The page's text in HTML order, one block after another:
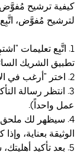
كيفية ترشيح مُفوَّض
لترشيح مُفوَّض، اتَّبِع
1. اتَّبِع تعليمات
تطبيق الشريك
2. اختر "أرغب في الاشتراك في التفويض".
3. انتظر رسالة
عمل واحداً).
4. سيظهر لك
الوثيقة بعناية،
5. بعد تأكيد